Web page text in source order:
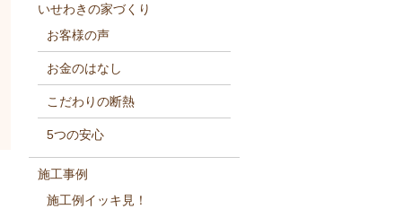
いせわきの家づくり
お客様の声
お金のはなし
こだわりの断熱
5つの安心
施工事例
施工例イッキ見！